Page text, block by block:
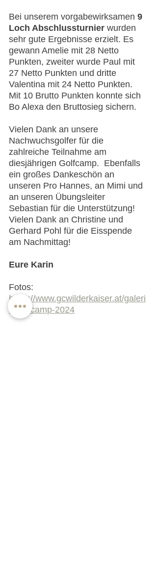
Bei unserem vorgabewirksamen 9
Loch Abschlussturnier wurden
sehr gute Ergebnisse erzielt. Es
gewann Amelie mit 28 Netto
Punkten, zweiter wurde Paul mit
27 Netto Punkten und dritte
Valentina mit 24 Netto Punkten.
Mit 10 Brutto Punkten konnte sich
Bo Alexa den Bruttosieg sichern.
Vielen Dank an unsere
Nachwuchsgolfer für die
zahlreiche Teilnahme am
diesjährigen Golfcamp.  Ebenfalls
ein großes Dankeschön an
unseren Pro Hannes, an Mimi und
an unseren Übungsleiter
Sebastian für die Unterstützung!
Vielen Dank an Christine und
Gerhard Pohl für die Eisspende
am Nachmittag!
Eure Karin
Fotos:
https://www.gcwilderkaiser.at/galeri
e/golfcamp-2024